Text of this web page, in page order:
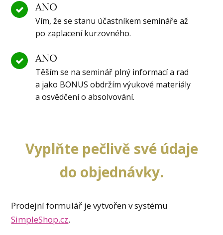
ANO
Vím, že se stanu účastníkem semináře až
po zaplacení kurzovného.
ANO
Těším se na seminář plný informací a rad
a jako BONUS obdržím výukové materiály
a osvědčení o absolvování.
Vyplňte pečlivě své údaje
do objednávky.
Prodejní formulář je vytvořen v systému
SimpleShop.cz.